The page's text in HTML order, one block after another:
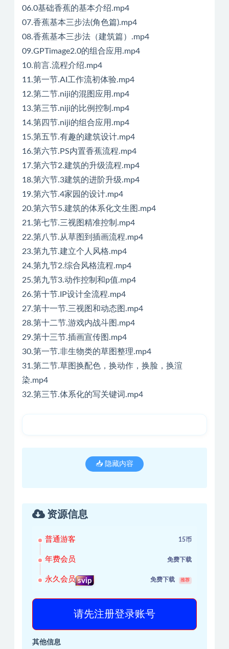
06.0基础香蕉的基本介绍.mp4
07.香蕉基本三步法(角色篇).mp4
08.香蕉基本三步法（建筑篇）.mp4
09.GPTimage2.0的组合应用.mp4
10.前言.流程介绍.mp4
11.第一节.AI工作流初体验.mp4
12.第二节.niji的混图应用.mp4
13.第三节.niji的比例控制.mp4
14.第四节.niji的组合应用.mp4
15.第五节.有趣的建筑设计.mp4
16.第六节.PS内置香蕉流程.mp4
17.第六节2.建筑的升级流程.mp4
18.第六节.3建筑的进阶升级.mp4
19.第六节.4家园的设计.mp4
20.第六节5.建筑的体系化文生图.mp4
21.第七节.三视图精准控制.mp4
22.第八节.从草图到插画流程.mp4
23.第九节.建立个人风格.mp4
24.第九节2.综合风格流程.mp4
25.第九节3.动作控制和p值.mp4
26.第十节.IP设计全流程.mp4
27.第十一节.三视图和动态图.mp4
28.第十二节.游戏内战斗图.mp4
29.第十三节.插画宣传图.mp4
30.第一节.非生物类的草图整理.mp4
31.第二节.草图换配色，换动作，换脸，换渲
染.mp4
32.第三节.体系化的写关键词.mp4
📥 隐藏内容
资源信息
普通游客 15币
年费会员 免费下载
永久会员 svip 免费下载 推荐
请先注册登录账号
其他信息